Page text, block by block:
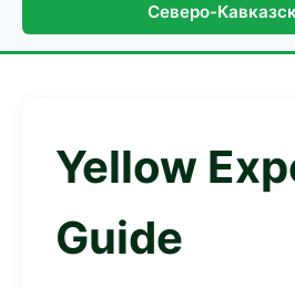
Северо-
Yellow
Guide